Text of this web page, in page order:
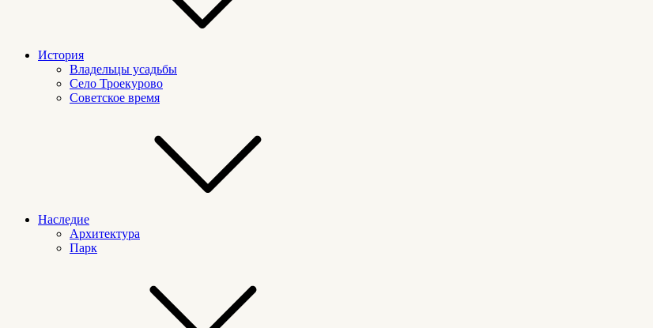
История
Владельцы усадьбы
Село Троекурово
Советское время
Наследие
Архитектура
Парк